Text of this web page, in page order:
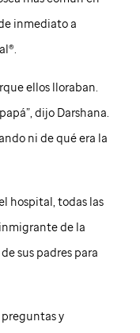
inmediato a
ellos lloraban.
dijo Darshana.
ni de qué era la
hospital, todas las
de la
sus padres para
preguntas y